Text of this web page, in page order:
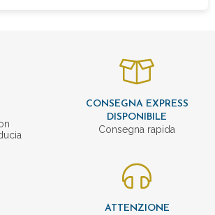
CONSEGNA EXPRESS
DISPONIBILE
Consegna rapida
ATTENZIONE